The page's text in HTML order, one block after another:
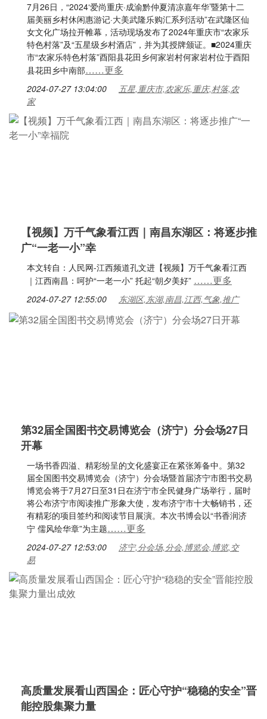
7月26日，“2024‘爱尚重庆·成渝黔仲夏清凉嘉年华’暨第十二
届美丽乡村休闲惠游记·大美武隆乐购汇系列活动”在武隆区仙
女文化广场拉开帷幕，活动现场发布了2024年重庆市“农家乐
特色村落”及“五星级乡村酒店”，并为其授牌颁证。■2024重庆
市“农家乐特色村落”酉阳县花田乡何家岩村何家岩村位于酉阳
县花田乡中南部……更多
2024-07-27 13:04:00
五星,重庆市,农家乐,重庆,村落,农
家
【视频】万千气象看江西｜南昌东湖区：将逐步推
广“一老一小”幸
本文转自：人民网-江西频道孔文进【视频】万千气象看江西
｜江西南昌：呵护“一老一小” 托起“朝夕美好” ……更多
2024-07-27 12:55:00 东湖区,东湖,南昌,江西,气象,推广
第32届全国图书交易博览会（济宁）分会场27日
开幕
一场书香四溢、精彩纷呈的文化盛宴正在紧张筹备中。第32
届全国图书交易博览会（济宁）分会场暨首届济宁市图书交易
博览会将于7月27日至31日在济宁市全民健身广场举行，届时
将公布济宁市阅读推广形象大使，发布济宁市十大畅销书，还
有精彩的项目签约和阅读节目展演。本次书博会以“书香润济
宁 儒风绘华章”为主题……更多
2024-07-27 12:53:00
济宁,分会场,分会,博览会,博览,交
易
高质量发展看山西国企：匠心守护“稳稳的安全”晋
能控股集聚力量